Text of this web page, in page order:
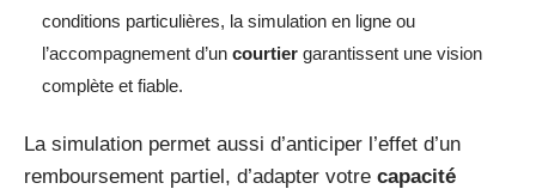
conditions particulières, la simulation en ligne ou
l’accompagnement d’un courtier garantissent une vision
complète et fiable.
La simulation permet aussi d’anticiper l’effet d’un
remboursement partiel, d’adapter votre capacité